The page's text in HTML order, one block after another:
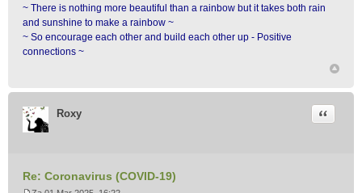
~ There is nothing more beautiful than a rainbow but it takes both rain
and sunshine to make a rainbow ~
~ So encourage each other and build each other up - Positive
connections ~
Roxy
Re: Coronavirus (COVID-19)
Citeer